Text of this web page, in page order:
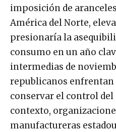
imposición de
América del Norte,
presionaría la
consumo en un año
intermedias de
republicanos enfrentan
conservar el control del
contexto,
manufactureras